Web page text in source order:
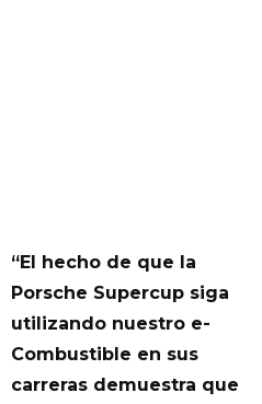
“El hecho de que la
Porsche Supercup siga
utilizando nuestro e-
Combustible en sus
carreras demuestra que